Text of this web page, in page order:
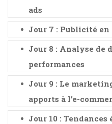
ads
Jour 7 : Publicité
Jour 8 : Analyse de
performances
Jour 9 : Le
apports à l’e-
Jour 10 : Tendances